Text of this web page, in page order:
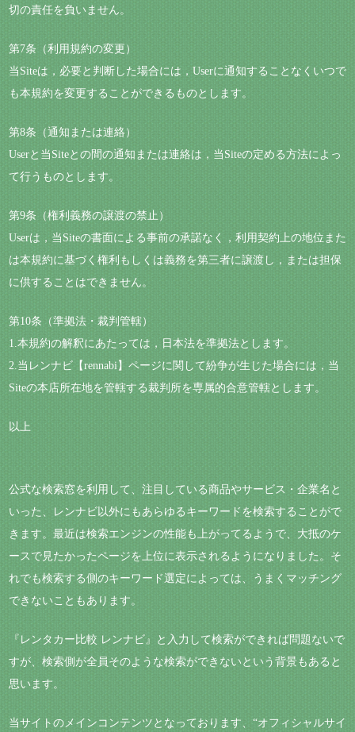
切の責任を負いません。
第7条（利用規約の変更）
当Siteは，必要と判断した場合には，Userに通知することなくいつで
も本規約を変更することができるものとします。
第8条（通知または連絡）
Userと当Siteとの間の通知または連絡は，当Siteの定める方法によっ
て行うものとします。
第9条（権利義務の譲渡の禁止）
Userは，当Siteの書面による事前の承諾なく，利用契約上の地位また
は本規約に基づく権利もしくは義務を第三者に譲渡し，または担保
に供することはできません。
第10条（準拠法・裁判管轄）
1.本規約の解釈にあたっては，日本法を準拠法とします。
2.当レンナビ【rennabi】ページに関して紛争が生じた場合には，当
Siteの本店所在地を管轄する裁判所を専属的合意管轄とします。
以上
公式な検索窓を利用して、注目している商品やサービス・企業名と
いった、レンナビ以外にもあらゆるキーワードを検索することがで
きます。最近は検索エンジンの性能も上がってるようで、大抵のケ
ースで見たかったページを上位に表示されるようになりました。そ
れでも検索する側のキーワード選定によっては、うまくマッチング
できないこともあります。
『レンタカー比較 レンナビ』と入力して検索ができれば問題ないで
すが、検索側が全員そのような検索ができないという背景もあると
思います。
当サイトのメインコンテンツとなっております、“オフィシャルサイ